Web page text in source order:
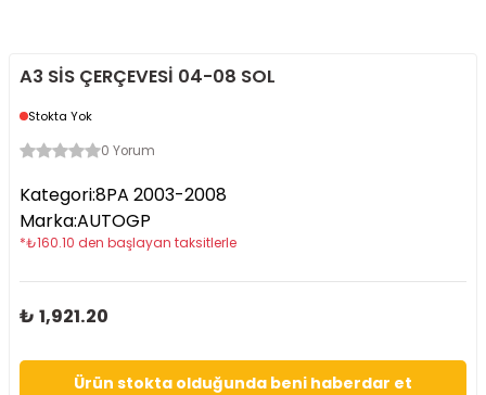
A3 SİS ÇERÇEVESİ 04-08 SOL
Stokta Yok
0 Yorum
Kategori:8PA 2003-2008
Marka:AUTOGP
*₺160.10 den başlayan taksitlerle
₺ 1,921.20
Ürün stokta olduğunda beni haberdar et